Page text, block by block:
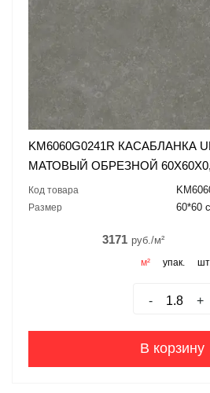
KM6060G0241R КАСАБЛАНКА
МАТОВЫЙ ОБРЕЗНОЙ
Код товара
Размер 60*60
3171 руб./м²
м² упак. шт.
- +
В корзину